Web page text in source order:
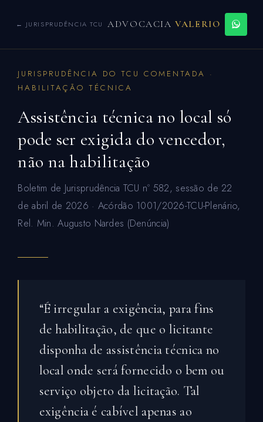
← JURISPRUDÊNCIA TCU ADVOCACIAVALERIO
JURISPRUDÊNCIA DO TCU COMENTADA ·
HABILITAÇÃO TÉCNICA
Assistência técnica no local só
pode ser exigida do vencedor,
não na habilitação
Boletim de Jurisprudência TCU nº 582, sessão de 22
de abril de 2026 · Acórdão 1001/2026-TCU-Plenário,
Rel. Min. Augusto Nardes (Denúncia)
“É irregular a exigência, para fins
de habilitação, de que o licitante
disponha de assistência técnica no
local onde será fornecido o bem ou
serviço objeto da licitação. Tal
exigência é cabível apenas ao